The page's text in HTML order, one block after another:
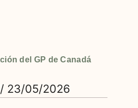
del GP de Canadá
23/05/2026